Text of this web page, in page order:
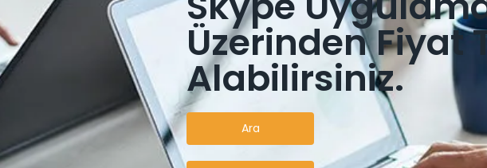
Üzerinden Fiyat
Alabilirsiniz.
Ara